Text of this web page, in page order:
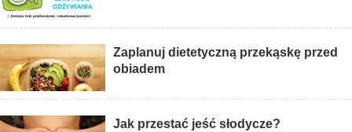
Zaplanuj dietetyczną przekąskę przed
obiadem
Jak przestać jeść słodycze?